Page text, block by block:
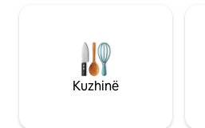
Kuzhinë